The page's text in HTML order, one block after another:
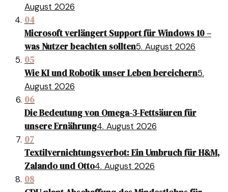
August 2026
04
Microsoft verlängert Support für Windows 10 –
was Nutzer beachten sollten5. August 2026
05
Wie KI und Robotik unser Leben bereichern5.
August 2026
06
Die Bedeutung von Omega-3-Fettsäuren für
unsere Ernährung4. August 2026
07
Textilvernichtungsverbot: Ein Umbruch für H&M,
Zalando und Otto4. August 2026
08